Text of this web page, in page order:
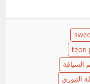
teori
السياقة
التيوري